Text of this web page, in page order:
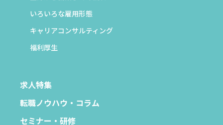
いろいろな雇用形態
キャリアコンサルティング
福利厚生
求人特集
転職ノウハウ・コラム
セミナー・研修